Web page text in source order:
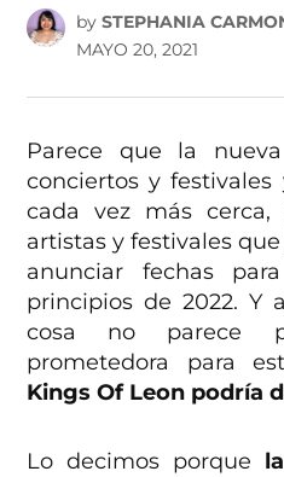
by STEPHANIA
MAYO 20, 2021
Parece que la
conciertos y
cada vez más
artistas y festivales
anunciar fechas
principios de 2022. Y
cosa no parece
prometedora para
Kings Of Leon podría
Lo decimos porque